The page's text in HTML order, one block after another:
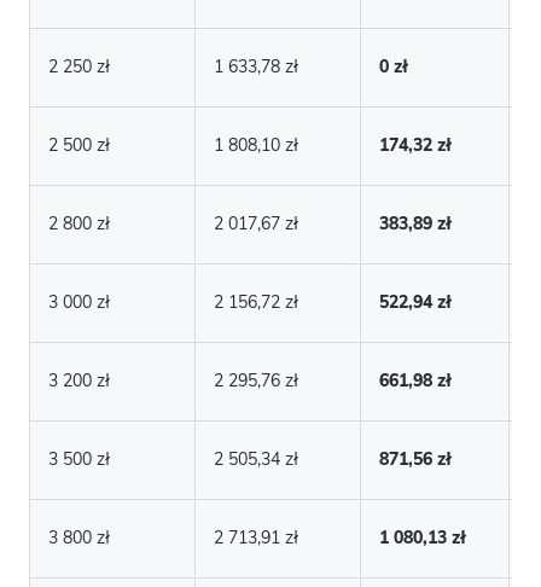
2 250 zł 1 633,78 zł 0 zł
2 500 zł 1 808,10 zł 174,32 zł
2 800 zł 2 017,67 zł 383,89 zł
3 000 zł 2 156,72 zł 522,94 zł
3 200 zł 2 295,76 zł 661,98 zł
3 500 zł 2 505,34 zł 871,56 zł
3 800 zł 2 713,91 zł 1 080,13 zł